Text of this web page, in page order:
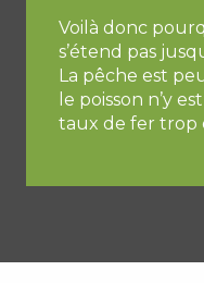
Voilà donc
s’étend pas
La pêche est
le poisson n’y
taux de fer trop